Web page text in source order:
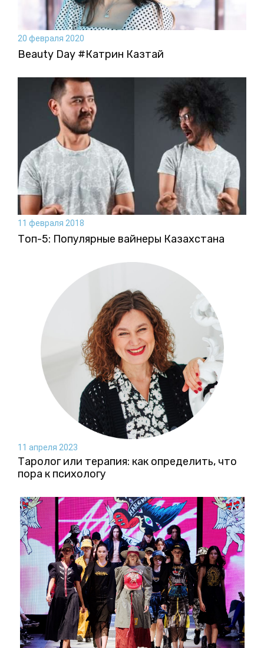
20 февраля 2020
Beauty Day #Катрин Казтай
11 февраля 2018
Топ-5: Популярные вайнеры Казахстана
11 апреля 2023
Таролог или терапия: как определить, что
пора к психологу